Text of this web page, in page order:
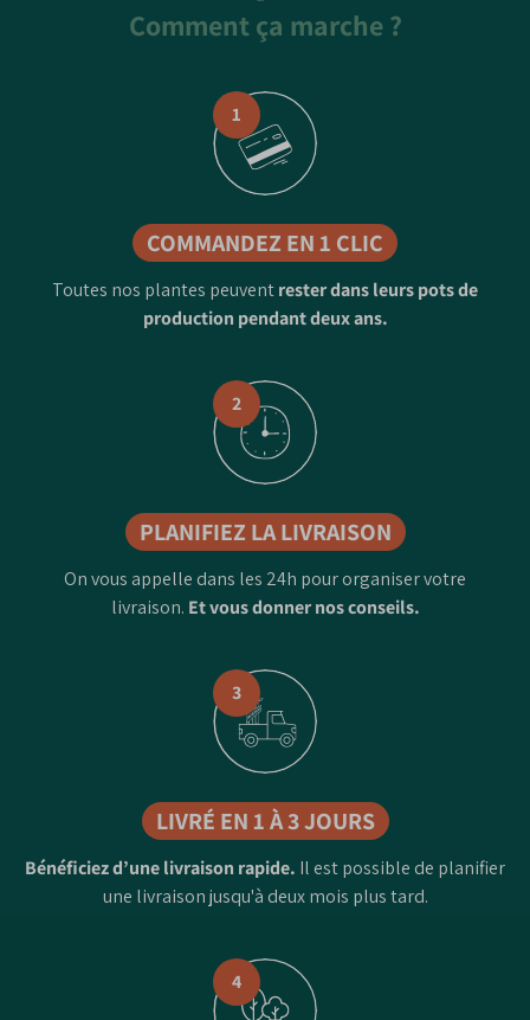
Comment ça marche ?
1
COMMANDEZ EN 1 CLIC
Toutes nos plantes peuventrester dans leurs pots de
production pendant deux ans.
2
PLANIFIEZ LA LIVRAISON
On vous appelle dans les 24h pour organiser votre
livraison. Et vous donner nos conseils.
3
LIVRÉ EN 1 À 3 JOURS
Bénéficiez d’une livraison rapide. Il est possible de planifier
une livraison jusqu'à deux mois plus tard.
4